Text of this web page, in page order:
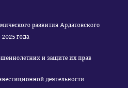
развития Ардатовского
года
и защите их прав
деятельности